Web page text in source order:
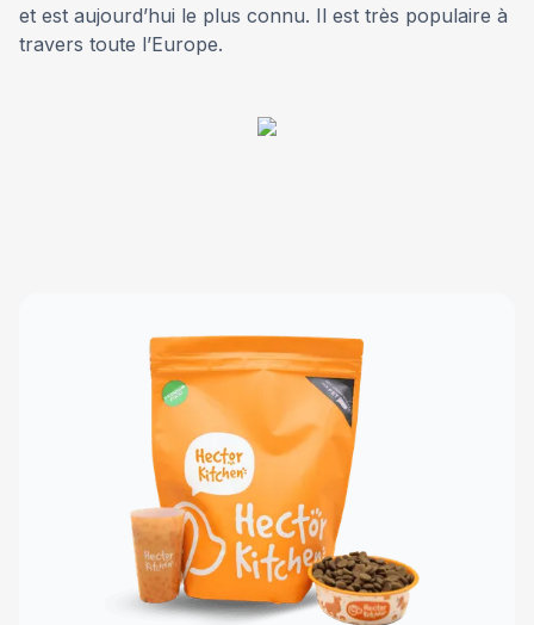
et est aujourd’hui le plus connu. Il est très populaire à
travers toute l’Europe.